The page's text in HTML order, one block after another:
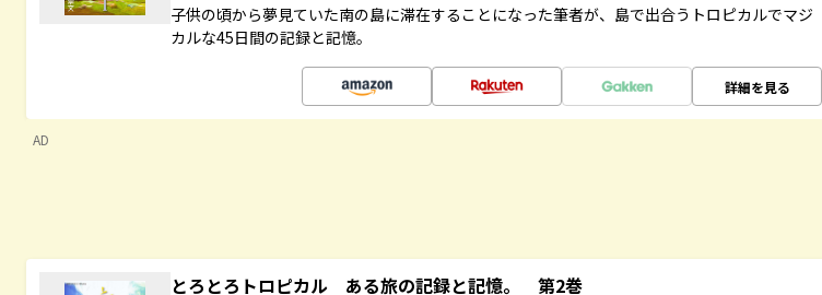
子供の頃から夢見ていた南の島に滞在することになった筆者が、島で出合うトロピカルでマジ
カルな45日間の記録と記憶。
詳細を見る
AD
とろとろトロピカル ある旅の記録と記憶。 第2巻